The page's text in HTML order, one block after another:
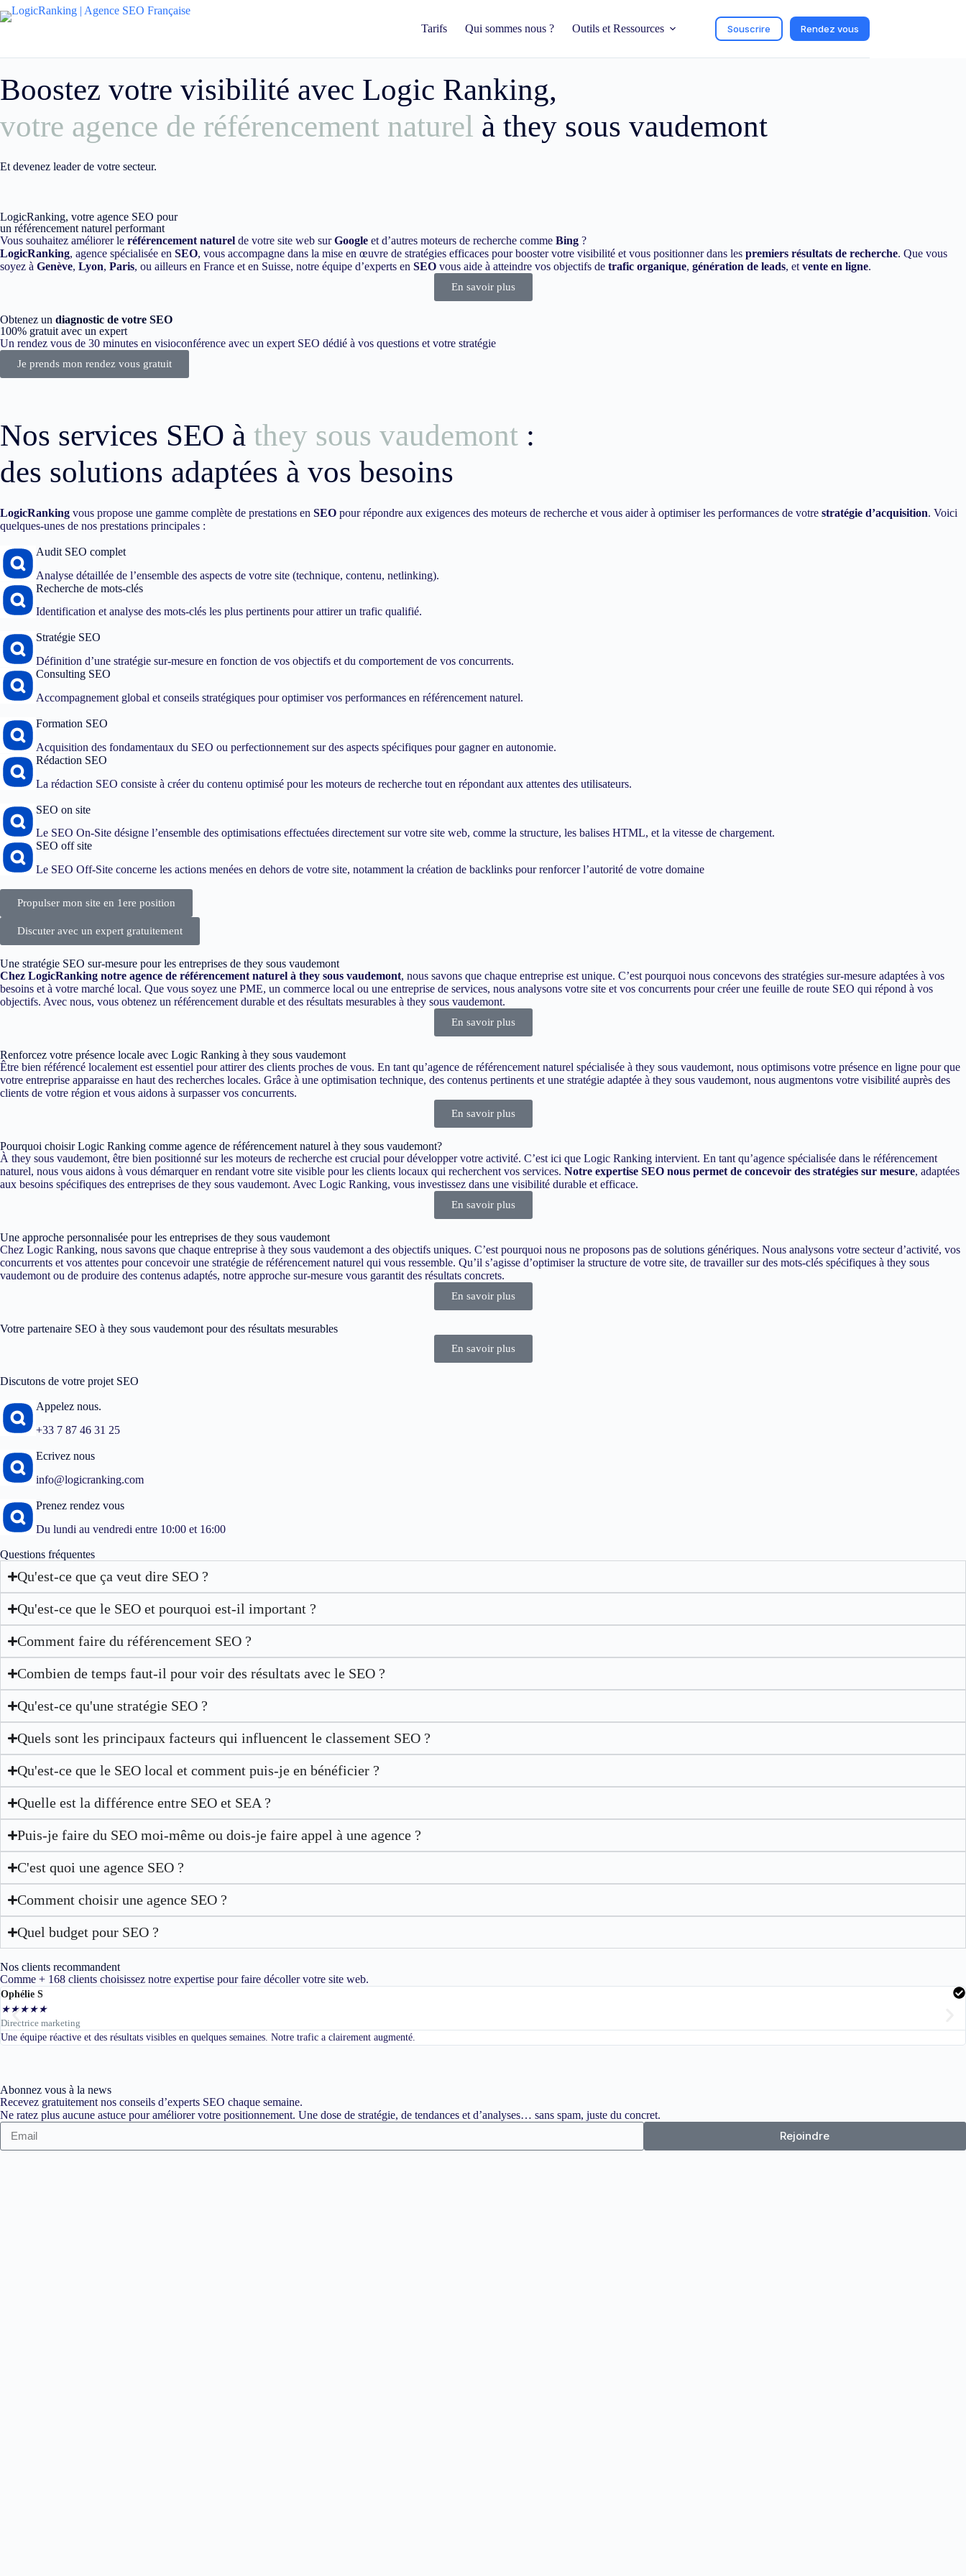
Tarifs Qui sommes nous ? Outils et Ressources Souscrire Rendez vous
Boostez votre visibilité avec Logic Ranking,
votre agence de référencement naturel à they sous vaudemont
Et devenez leader de votre secteur.
LogicRanking, votre agence SEO pour
un référencement naturel performant
Vous souhaitez améliorer le référencement naturel de votre site web surGoogle et d’autres moteurs de recherche comme Bing ?
LogicRanking, agence spécialisée en SEO, vous accompagne dans la mise en œuvre de stratégies efficaces pour booster votre visibilité et vous positionner dans les premiers résultats de recherche. Que vous
soyez à Genève, Lyon, Paris, ou ailleurs en France et en Suisse, notre équipe d’experts en SEO vous aide à atteindre vos objectifs de trafic organique, génération de leads, et vente en ligne.
En savoir plus
Obtenez un diagnostic de votre SEO
100% gratuit avec un expert
Un rendez vous de 30 minutes en visioconférence avec un expert SEO dédié à vos questions et votre stratégie
Je prends mon rendez vous gratuit
Nos services SEO à they sous vaudemont :
des solutions adaptées à vos besoins
LogicRanking vous propose une gamme complète de prestations en SEO pour répondre aux exigences des moteurs de recherche et vous aider à optimiser les performances de votre stratégie d’acquisition. Voici
quelques-unes de nos prestations principales :
Audit SEO complet
Analyse détaillée de l’ensemble des aspects de votre site (technique, contenu, netlinking).
Recherche de mots-clés
Identification et analyse des mots-clés les plus pertinents pour attirer un trafic qualifié.
Stratégie SEO
Définition d’une stratégie sur-mesure en fonction de vos objectifs et du comportement de vos concurrents.
Consulting SEO
Accompagnement global et conseils stratégiques pour optimiser vos performances en référencement naturel.
Formation SEO
Acquisition des fondamentaux du SEO ou perfectionnement sur des aspects spécifiques pour gagner en autonomie.
Rédaction SEO
La rédaction SEO consiste à créer du contenu optimisé pour les moteurs de recherche tout en répondant aux attentes des utilisateurs.
SEO on site
Le SEO On-Site désigne l’ensemble des optimisations effectuées directement sur votre site web, comme la structure, les balises HTML, et la vitesse de chargement.
SEO off site
Le SEO Off-Site concerne les actions menées en dehors de votre site, notamment la création de backlinks pour renforcer l’autorité de votre domaine
Propulser mon site en 1ere position
Discuter avec un expert gratuitement
Une stratégie SEO sur-mesure pour les entreprises de they sous vaudemont
Chez LogicRanking notre agence de référencement naturel à they sous vaudemont, nous savons que chaque entreprise est unique. C’est pourquoi nous concevons des stratégies sur-mesure adaptées à vos
besoins et à votre marché local. Que vous soyez une PME, un commerce local ou une entreprise de services, nous analysons votre site et vos concurrents pour créer une feuille de route SEO qui répond à vos
objectifs. Avec nous, vous obtenez un référencement durable et des résultats mesurables à they sous vaudemont.
En savoir plus
Renforcez votre présence locale avec Logic Ranking à they sous vaudemont
Être bien référencé localement est essentiel pour attirer des clients proches de vous. En tant qu’agence de référencement naturel spécialisée à they sous vaudemont, nous optimisons votre présence en ligne pour que
votre entreprise apparaisse en haut des recherches locales. Grâce à une optimisation technique, des contenus pertinents et une stratégie adaptée à they sous vaudemont, nous augmentons votre visibilité auprès des
clients de votre région et vous aidons à surpasser vos concurrents.
En savoir plus
Pourquoi choisir Logic Ranking comme agence de référencement naturel à they sous vaudemont?
À they sous vaudemont, être bien positionné sur les moteurs de recherche est crucial pour développer votre activité. C’est ici que Logic Ranking intervient. En tant qu’agence spécialisée dans le référencement
naturel, nous vous aidons à vous démarquer en rendant votre site visible pour les clients locaux qui recherchent vos services. Notre expertise SEO nous permet de concevoir des stratégies sur mesure, adaptées
aux besoins spécifiques des entreprises de they sous vaudemont. Avec Logic Ranking, vous investissez dans une visibilité durable et efficace.
En savoir plus
Une approche personnalisée pour les entreprises de they sous vaudemont
Chez Logic Ranking, nous savons que chaque entreprise à they sous vaudemont a des objectifs uniques. C’est pourquoi nous ne proposons pas de solutions génériques. Nous analysons votre secteur d’activité, vos
concurrents et vos attentes pour concevoir une stratégie de référencement naturel qui vous ressemble. Qu’il s’agisse d’optimiser la structure de votre site, de travailler sur des mots-clés spécifiques à they sous
vaudemont ou de produire des contenus adaptés, notre approche sur-mesure vous garantit des résultats concrets.
En savoir plus
Votre partenaire SEO à they sous vaudemont pour des résultats mesurables
En savoir plus
Discutons de votre projet SEO
Appelez nous.
+33 7 87 46 31 25
Ecrivez nous
info@logicranking.com
Prenez rendez vous
Du lundi au vendredi entre 10:00 et 16:00
Questions fréquentes
Qu'est-ce que ça veut dire SEO ?
Qu'est-ce que le SEO et pourquoi est-il important ?
Comment faire du référencement SEO ?
Combien de temps faut-il pour voir des résultats avec le SEO ?
Qu'est-ce qu'une stratégie SEO ?
Quels sont les principaux facteurs qui influencent le classement SEO ?
Qu'est-ce que le SEO local et comment puis-je en bénéficier ?
Quelle est la différence entre SEO et SEA ?
Puis-je faire du SEO moi-même ou dois-je faire appel à une agence ?
C'est quoi une agence SEO ?
Comment choisir une agence SEO ?
Quel budget pour SEO ?
Nos clients recommandent
Comme + 168 clients choisissez notre expertise pour faire décoller votre site web.
Ophélie S
★ ★ ★ ★ ★
Directrice marketing
Une équipe réactive et des résultats visibles en quelques semaines. Notre trafic a clairement augmenté.
Abonnez vous à la news
Recevez gratuitement nos conseils d’experts SEO chaque semaine.
Ne ratez plus aucune astuce pour améliorer votre positionnement. Une dose de stratégie, de tendances et d’analyses… sans spam, juste du concret.
Rejoindre